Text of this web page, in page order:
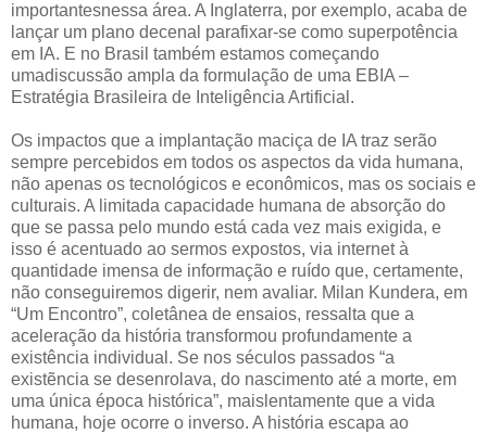
importantesnessa área. A Inglaterra, por exemplo, acaba de
lançar um plano decenal parafixar-se como superpotência
em IA. E no Brasil também estamos começando
umadiscussão ampla da formulação de uma EBIA –
Estratégia Brasileira de Inteligência Artificial.
Os impactos que a implantação maciça de IA traz serão
sempre percebidos em todos os aspectos da vida humana,
não apenas os tecnológicos e econômicos, mas os sociais e
culturais. A limitada capacidade humana de absorção do
que se passa pelo mundo está cada vez mais exigida, e
isso é acentuado ao sermos expostos, via internet à
quantidade imensa de informação e ruído que, certamente,
não conseguiremos digerir, nem avaliar. Milan Kundera, em
“Um Encontro”, coletânea de ensaios, ressalta que a
aceleração da história transformou profundamente a
existência individual. Se nos séculos passados “a
existẽncia se desenrolava, do nascimento até a morte, em
uma única época histórica”, maislentamente que a vida
humana, hoje ocorre o inverso. A história escapa ao